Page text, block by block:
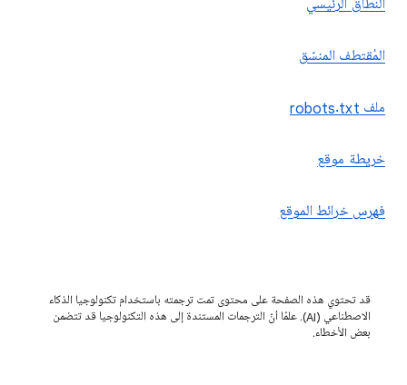
النطاق الرئيسي
المُقتطف المنسّق
ملف robots.txt
خريطة موقع
فهرس خرائط الموقع
قد تحتوي هذه الصفحة على محتوى تمت ترجمته باستخدام تكنولوجيا الذكاء
الاصطناعي (AI). علمًا أنّ الترجمات المستندة إلى هذه التكنولوجيا قد تتضمن
بعض الأخطاء.